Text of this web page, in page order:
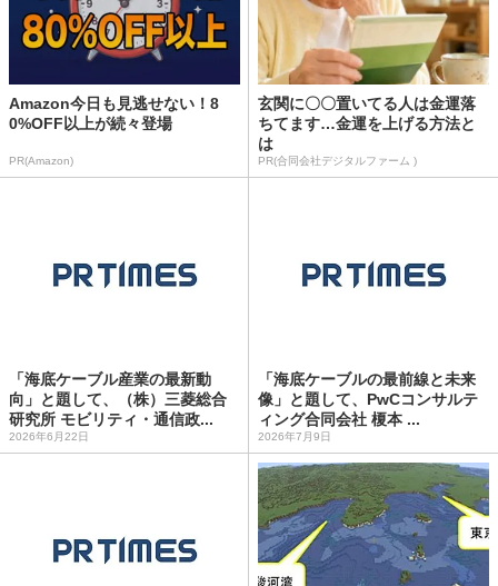
Amazon今日も見逃せない！8
0%OFF以上が続々登場
PR(Amazon)
玄関に〇〇置いてる人は金運落
ちてます…金運を上げる方法と
は
PR(合同会社デジタルファーム )
「海底ケーブル産業の最新動
向」と題して、（株）三菱総合
研究所 モビリティ・通信政...
2026年6月22日
「海底ケーブルの最前線と未来
像」と題して、PwCコンサルテ
ィング合同会社 榎本 ...
2026年7月9日